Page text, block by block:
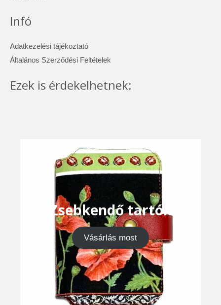
Infó
Adatkezelési tájékoztató
Általános Szerződési Feltételek
Ezek is érdekelhetnek:
Zsebkendő tartók
Vásárlás most